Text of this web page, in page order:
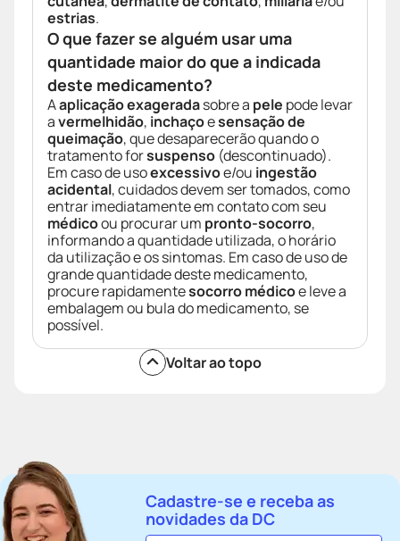
estrias.
O que fazer se alguém usar uma
quantidade maior do que a indicada
deste medicamento?
Aaplicação exageradasobre a pele pode levar
avermelhidão, inchaçoesensação de
queimação, que desaparecerão quando o
tratamento forsuspenso (descontinuado).
Em caso de usoexcessivoe/ou ingestão
acidental, cuidados devem ser tomados, como
entrar imediatamente em contato com seu
médicoou procurar um pronto-socorro,
informando a quantidade utilizada, o horário
da utilização e os sintomas. Em caso de uso de
grande quantidade deste medicamento,
procure rapidamentesocorro médicoe leve a
embalagem ou bula do medicamento, se
possível.
Voltar ao topo
Cadastre-se e receba as
novidades da DC